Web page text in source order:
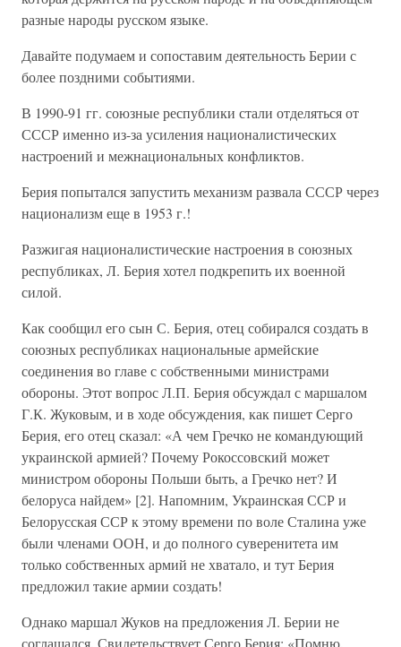
разные народы русском языке.
Давайте подумаем и сопоставим деятельность Берии с
более поздними событиями.
В 1990-91 гг. союзные республики стали отделяться от
СССР именно из-за усиления националистических
настроений и межнациональных конфликтов.
Берия попытался запустить механизм развала СССР через
национализм еще в 1953 г.!
Разжигая националистические настроения в союзных
республиках, Л. Берия хотел подкрепить их военной
силой.
Как сообщил его сын С. Берия, отец собирался создать в
союзных республиках национальные армейские
соединения во главе с собственными министрами
обороны. Этот вопрос Л.П. Берия обсуждал с маршалом
Г.К. Жуковым, и в ходе обсуждения, как пишет Серго
Берия, его отец сказал: «А чем Гречко не командующий
украинской армией? Почему Рокоссовский может
министром обороны Польши быть, а Гречко нет? И
белоруса найдем» [2]. Напомним, Украинская ССР и
Белорусская ССР к этому времени по воле Сталина уже
были членами ООН, и до полного суверенитета им
только собственных армий не хватало, и тут Берия
предложил такие армии создать!
Однако маршал Жуков на предложения Л. Берии не
соглашался. Свидетельствует Серго Берия: «Помню,